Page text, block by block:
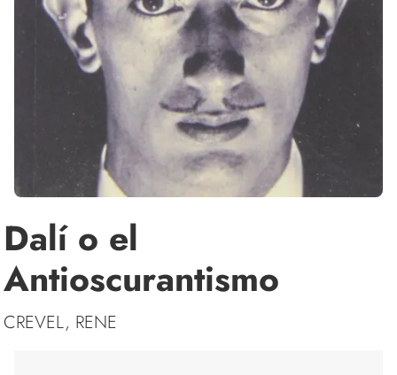
Dalí o el
Antioscurantismo
CREVEL, RENE